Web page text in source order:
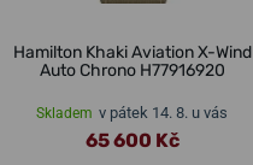
Hamilton Khaki Aviation X-Wind
Auto Chrono H77916920
Skladem v pátek 14. 8. u vás
65 600 Kč